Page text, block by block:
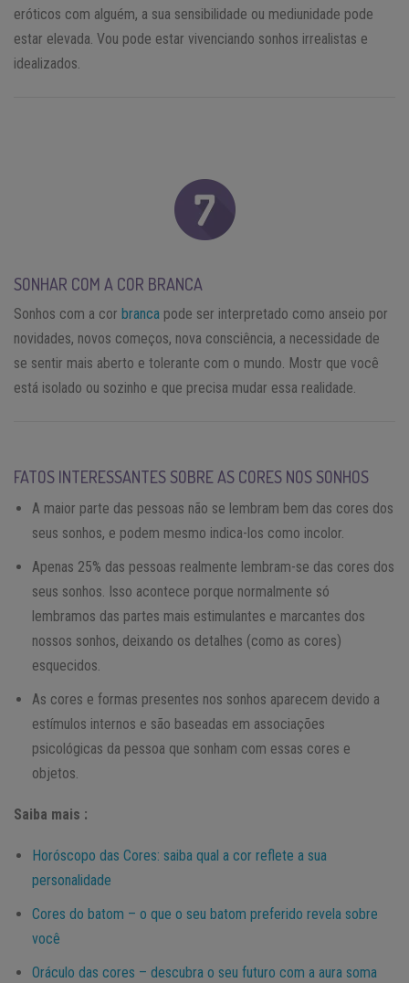
eróticos com alguém, a sua sensibilidade ou mediunidade pode
estar elevada. Vou pode estar vivenciando sonhos irrealistas e
idealizados.
SONHAR COM A COR BRANCA
Sonhos com a cor branca pode ser interpretado como anseio por
novidades, novos começos, nova consciência, a necessidade de
se sentir mais aberto e tolerante com o mundo. Mostr que você
está isolado ou sozinho e que precisa mudar essa realidade.
FATOS INTERESSANTES SOBRE AS CORES NOS SONHOS
A maior parte das pessoas não se lembram bem das cores dos
seus sonhos, e podem mesmo indica-los como incolor.
Apenas 25% das pessoas realmente lembram-se das cores dos
seus sonhos. Isso acontece porque normalmente só
lembramos das partes mais estimulantes e marcantes dos
nossos sonhos, deixando os detalhes (como as cores)
esquecidos.
As cores e formas presentes nos sonhos aparecem devido a
estímulos internos e são baseadas em associações
psicológicas da pessoa que sonham com essas cores e
objetos.
Saiba mais :
Horóscopo das Cores: saiba qual a cor reflete a sua
personalidade
Cores do batom – o que o seu batom preferido revela sobre
você
Oráculo das cores – descubra o seu futuro com a aura soma